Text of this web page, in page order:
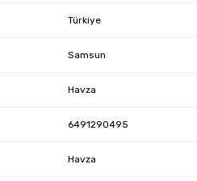
Türkiye
Samsun
Havza
6491290495
Havza